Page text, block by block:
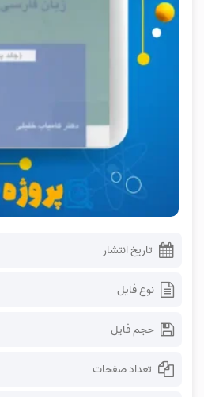
تاریخ انتشار
نوع فایل
حجم فایل
تعداد صفحات